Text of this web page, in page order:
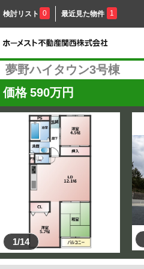
検討リスト 0 最近見た物件 1
夢野ハイタウン3号棟
価格 590万円
1/14